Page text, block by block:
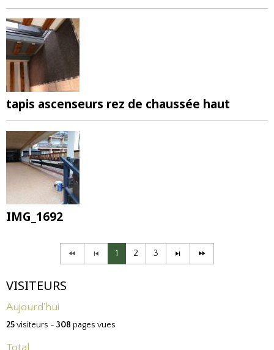
tapis ascenseurs rez de chaussée haut
IMG_1692
1 2 3
VISITEURS
Aujourd'hui
25visiteurs - 308 pages vues
Total